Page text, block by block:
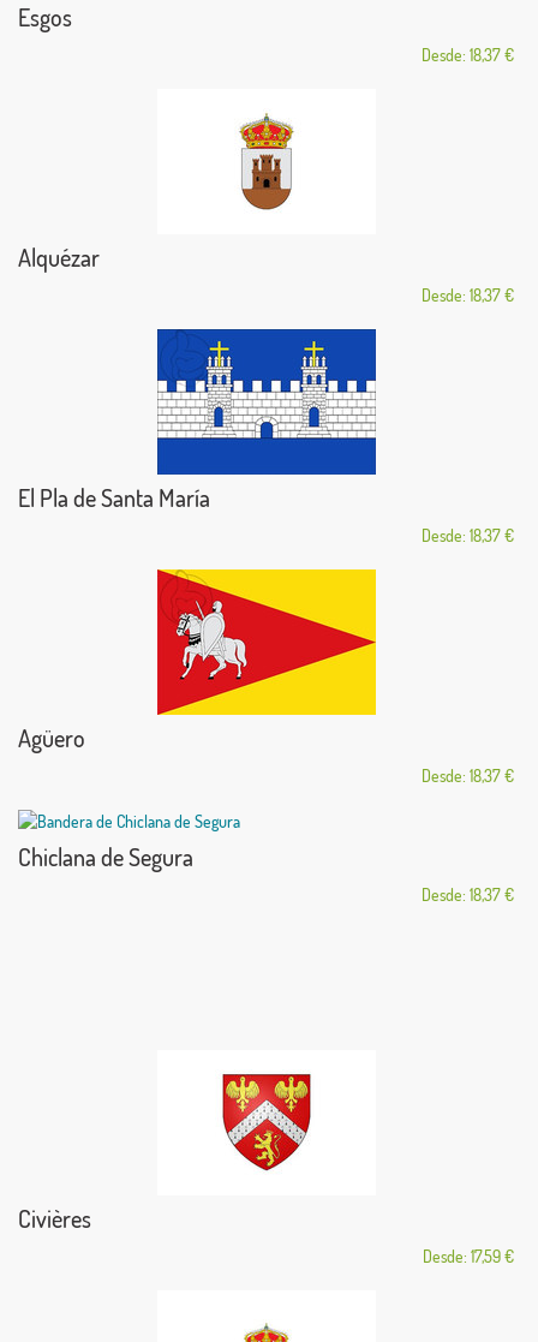
Esgos
Desde: 18,37 €
Alquézar
Desde: 18,37 €
El Pla de Santa María
Desde: 18,37 €
Agüero
Desde: 18,37 €
Chiclana de Segura
Desde: 18,37 €
Civières
Desde: 17,59 €